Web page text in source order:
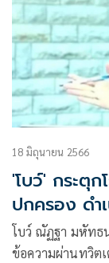
18 มิถุนายน 2566
'โบว์' กระตุก
ปกครอง ดำ
ตอนตามกฎ
โบว์ ณัฏฐา มหัทธ
ข้อความผ่านทวิต